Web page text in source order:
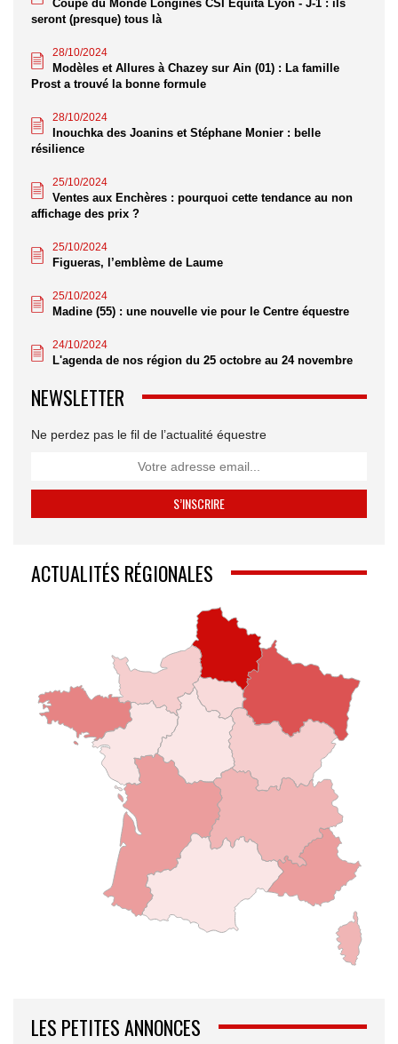
Coupe du Monde Longines CSI Equita Lyon - J-1 : ils
seront (presque) tous là
28/10/2024
Modèles et Allures à Chazey sur Ain (01) : La famille
Prost a trouvé la bonne formule
28/10/2024
Inouchka des Joanins et Stéphane Monier : belle
résilience
25/10/2024
Ventes aux Enchères : pourquoi cette tendance au non
affichage des prix ?
25/10/2024
Figueras, l’emblème de Laume
25/10/2024
Madine (55) : une nouvelle vie pour le Centre équestre
24/10/2024
L'agenda de nos région du 25 octobre au 24 novembre
NEWSLETTER
Ne perdez pas le fil de l’actualité équestre
ACTUALITÉS RÉGIONALES
LES PETITES ANNONCES